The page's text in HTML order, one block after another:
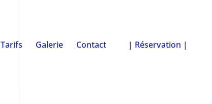
Tarifs Galerie Contact | Réservation |